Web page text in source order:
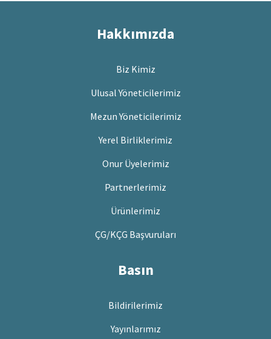
Hakkımızda
Biz Kimiz
Ulusal Yöneticilerimiz
Mezun Yöneticilerimiz
Yerel Birliklerimiz
Onur Üyelerimiz
Partnerlerimiz
Ürünlerimiz
ÇG/KÇG Başvuruları
Basın
Bildirilerimiz
Yayınlarımız